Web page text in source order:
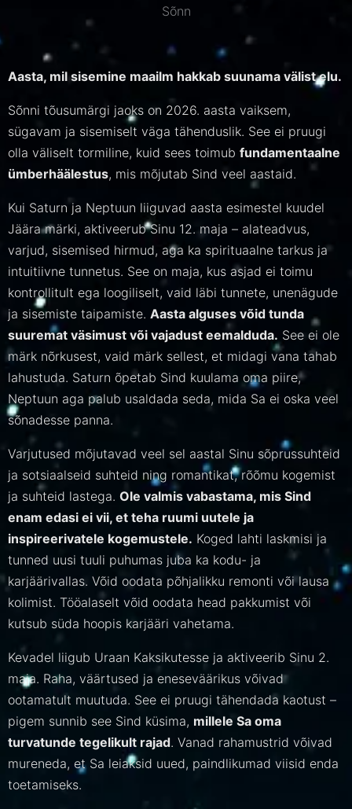
Sõnn
Aasta, mil sisemine maailm hakkab suunama välist elu.
Sõnni tõusumärgi jaoks on 2026. aasta vaiksem,
sügavam ja sisemiselt väga tähenduslik. See ei pruugi
olla väliselt tormiline, kuid sees toimub fundamentaalne
ümberhäälestus, mis mõjutab Sind veel aastaid.
Kui Saturn ja Neptuun liiguvad aasta esimestel kuudel
Jäära märki, aktiveerub Sinu 12. maja – alateadvus,
varjud, sisemised hirmud, aga ka spirituaalne tarkus ja
intuitiivne tunnetus. See on maja, kus asjad ei toimu
kontrollitult ega loogiliselt, vaid läbi tunnete, unenägude
ja sisemiste taipamiste. Aasta alguses võid tunda
suuremat väsimust või vajadust eemalduda. See ei ole
märk nõrkusest, vaid märk sellest, et midagi vana tahab
lahustuda. Saturn õpetab Sind kuulama oma piire,
Neptuun aga palub usaldada seda, mida Sa ei oska veel
sõnadesse panna.
Varjutused mõjutavad veel sel aastal Sinu sõprussuhteid
ja sotsiaalseid suhteid ning romantikat, rõõmu kogemist
ja suhteid lastega. Ole valmis vabastama, mis Sind
enam edasi ei vii, et teha ruumi uutele ja
inspireerivatele kogemustele. Koged lahti laskmisi ja
tunned uusi tuuli puhumas juba ka kodu- ja
karjäärivallas. Võid oodata põhjalikku remonti või lausa
kolimist. Tööalaselt võid oodata head pakkumist või
kutsub süda hoopis karjääri vahetama.
Kevadel liigub Uraan Kaksikutesse ja aktiveerib Sinu 2.
maja. Raha, väärtused ja eneseväärikus võivad
ootamatult muutuda. See ei pruugi tähendada kaotust –
pigem sunnib see Sind küsima, millele Sa oma
turvatunde tegelikult rajad. Vanad rahamustrid võivad
mureneda, et Sa leiaksid uued, paindlikumad viisid enda
toetamiseks.